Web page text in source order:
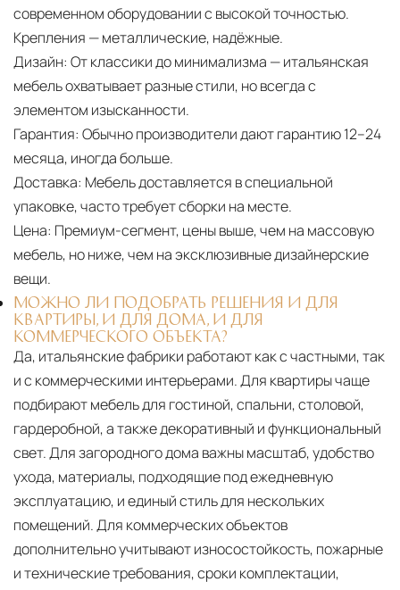
современном оборудовании с высокой точностью.
Крепления — металлические, надёжные.
Дизайн: От классики до минимализма — итальянская
мебель охватывает разные стили, но всегда с
элементом изысканности.
Гарантия: Обычно производители дают гарантию 12–24
месяца, иногда больше.
Доставка: Мебель доставляется в специальной
упаковке, часто требует сборки на месте.
Цена: Премиум-сегмент, цены выше, чем на массовую
мебель, но ниже, чем на эксклюзивные дизайнерские
вещи.
МОЖНО ЛИ ПОДОБРАТЬ РЕШЕНИЯ И ДЛЯ
КВАРТИРЫ, И ДЛЯ ДОМА, И ДЛЯ
КОММЕРЧЕСКОГО ОБЪЕКТА?
Да, итальянские фабрики работают как с частными, так
и с коммерческими интерьерами. Для квартиры чаще
подбирают мебель для гостиной, спальни, столовой,
гардеробной, а также декоративный и функциональный
свет. Для загородного дома важны масштаб, удобство
ухода, материалы, подходящие под ежедневную
эксплуатацию, и единый стиль для нескольких
помещений. Для коммерческих объектов
дополнительно учитывают износостойкость, пожарные
и технические требования, сроки комплектации,